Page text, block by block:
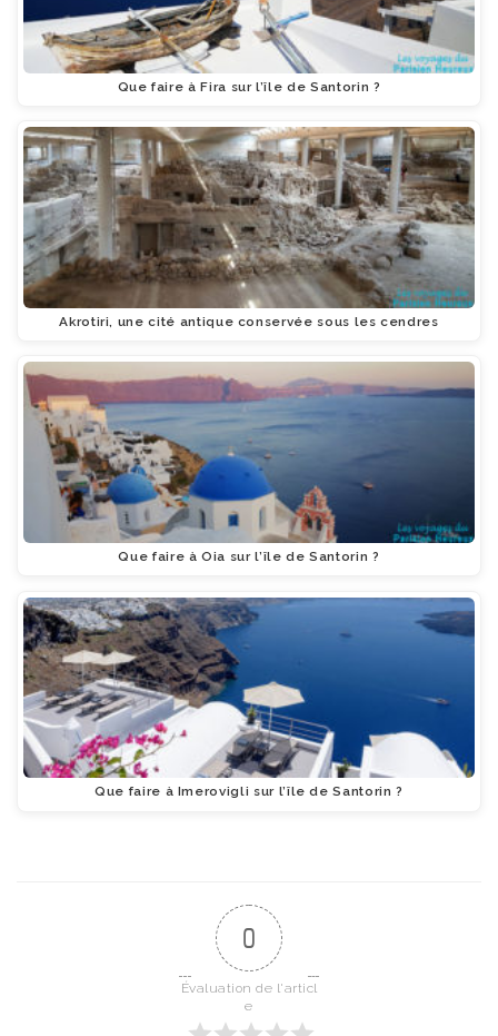
Que faire à Fira sur l’île de Santorin ?
Akrotiri, une cité antique conservée sous les cendres
Que faire à Oia sur l’île de Santorin ?
Que faire à Imerovigli sur l’île de Santorin ?
0
Évaluation de l'articl
e